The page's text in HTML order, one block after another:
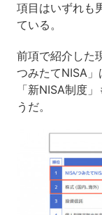
項目はいずれも
ている。
前項で紹介した
つみたてNISA
「新NISA制度
うだ。